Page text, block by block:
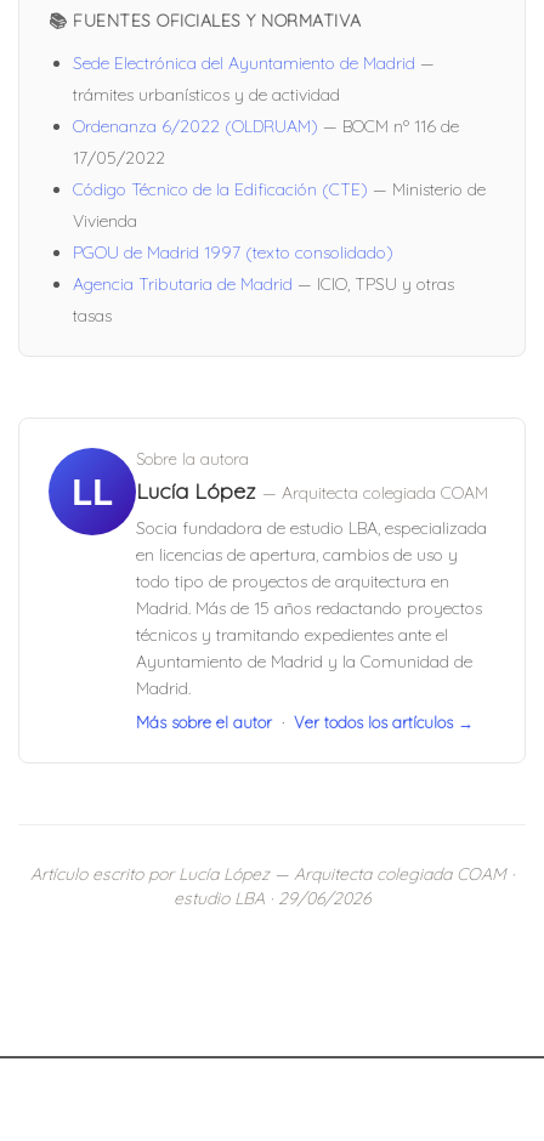
📚 FUENTES OFICIALES Y NORMATIVA
Sede Electrónica del Ayuntamiento de Madrid —
trámites urbanísticos y de actividad
Ordenanza 6/2022 (OLDRUAM) — BOCM nº 116 de
17/05/2022
Código Técnico de la Edificación (CTE) — Ministerio de
Vivienda
PGOU de Madrid 1997 (texto consolidado)
Agencia Tributaria de Madrid — ICIO, TPSU y otras
tasas
LL
Sobre la autora
Lucía López — Arquitecta colegiada COAM
Socia fundadora de estudio LBA, especializada
en licencias de apertura, cambios de uso y
todo tipo de proyectos de arquitectura en
Madrid. Más de 15 años redactando proyectos
técnicos y tramitando expedientes ante el
Ayuntamiento de Madrid y la Comunidad de
Madrid.
Más sobre el autor · Ver todos los artículos →
Artículo escrito por Lucía López — Arquitecta colegiada COAM ·
estudio LBA · 29/06/2026